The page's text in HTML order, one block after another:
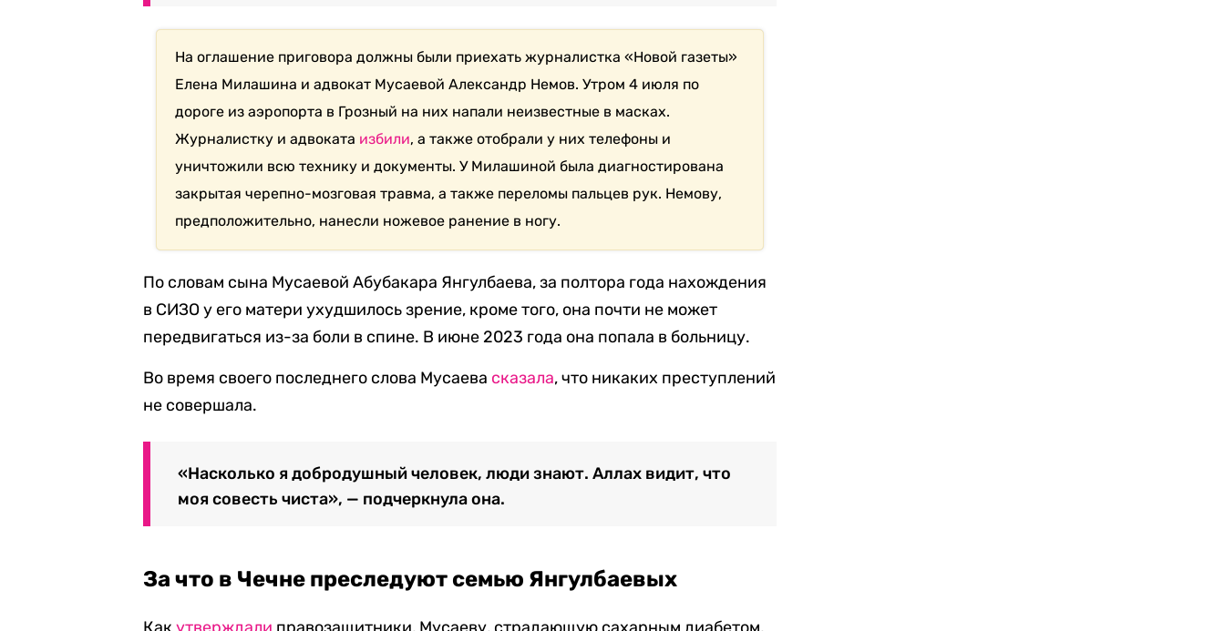
На оглашение приговора должны были приехать журналистка «Новой газеты»
Елена Милашина и адвокат Мусаевой Александр Немов. Утром 4 июля по
дороге из аэропорта в Грозный на них напали неизвестные в масках.
Журналистку и адвоката избили, а также отобрали у них телефоны и
уничтожили всю технику и документы. У Милашиной была диагностирована
закрытая черепно-мозговая травма, а также переломы пальцев рук. Немову,
предположительно, нанесли ножевое ранение в ногу.
По словам сына Мусаевой Абубакара Янгулбаева, за полтора года нахождения
в СИЗО у его матери ухудшилось зрение, кроме того, она почти не может
передвигаться из-за боли в спине. В июне 2023 года она попала в больницу.
Во время своего последнего слова Мусаева сказала, что никаких преступлений
не совершала.
«Насколько я добродушный человек, люди знают. Аллах видит, что
моя совесть чиста», — подчеркнула она.
За что в Чечне преследуют семью Янгулбаевых